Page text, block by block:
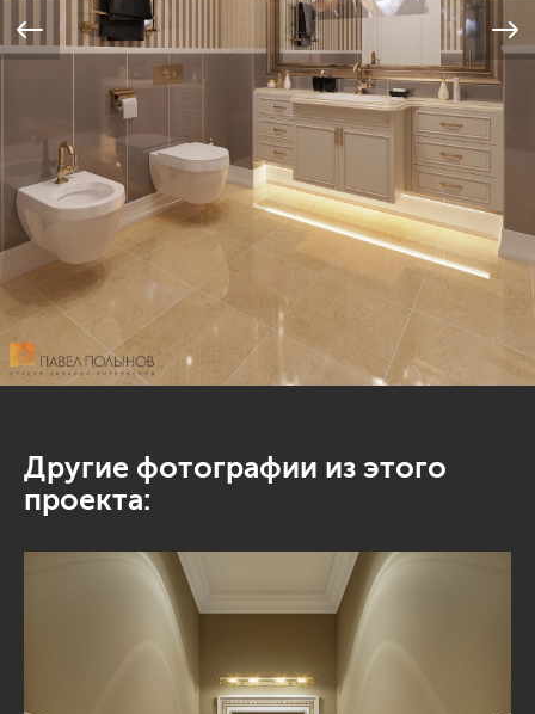
Другие фотографии из этого
проекта: